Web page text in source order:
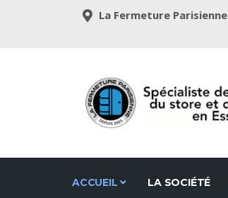
La Fermeture Parisienne
ACCUEIL LA SOCIÉTÉ